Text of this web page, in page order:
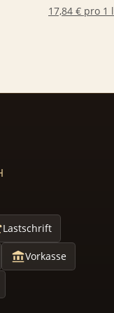
17,84 € pro 1 l
Lastschrift
Vorkasse